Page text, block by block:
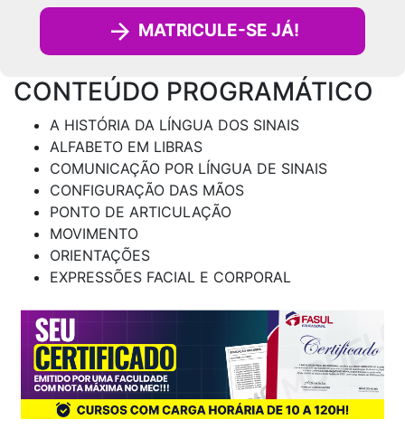
MATRICULE-SE JÁ!
CONTEÚDO PROGRAMÁTICO
A HISTÓRIA DA LÍNGUA DOS SINAIS
ALFABETO EM LIBRAS
COMUNICAÇÃO POR LÍNGUA DE SINAIS
CONFIGURAÇÃO DAS MÃOS
PONTO DE ARTICULAÇÃO
MOVIMENTO
ORIENTAÇÕES
EXPRESSÕES FACIAL E CORPORAL